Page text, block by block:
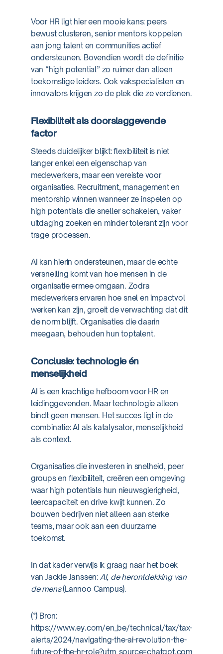
Voor HR ligt hier een mooie kans: peers
bewust clusteren, senior mentors koppelen
aan jong talent en communities actief
ondersteunen. Bovendien wordt de definitie
van “high potential” zo ruimer dan alleen
toekomstige leiders. Ook vakspecialisten en
innovators krijgen zo de plek die ze verdienen.
Flexibiliteit als doorslaggevende
factor
Steeds duidelijker blijkt: flexibiliteit is niet
langer enkel een eigenschap van
medewerkers, maar een vereiste voor
organisaties. Recruitment, management en
mentorship winnen wanneer ze inspelen op
high potentials die sneller schakelen, vaker
uitdaging zoeken en minder tolerant zijn voor
trage processen.
AI kan hierin ondersteunen, maar de echte
versnelling komt van hoe mensen in de
organisatie ermee omgaan. Zodra
medewerkers ervaren hoe snel en impactvol
werken kan zijn, groeit de verwachting dat dit
de norm blijft. Organisaties die daarin
meegaan, behouden hun toptalent.
Conclusie: technologie én
menselijkheid
AI is een krachtige hefboom voor HR en
leidinggevenden. Maar technologie alleen
bindt geen mensen. Het succes ligt in de
combinatie: AI als katalysator, menselijkheid
als context.
Organisaties die investeren in snelheid, peer
groups en flexibiliteit, creëren een omgeving
waar high potentials hun nieuwsgierigheid,
leercapaciteit en drive kwijt kunnen. Zo
bouwen bedrijven niet alleen aan sterke
teams, maar ook aan een duurzame
toekomst.
In dat kader verwijs ik graag naar het boek
van Jackie Janssen: AI, de herontdekking van
de mens(Lannoo Campus).
(*) Bron:
https://www.ey.com/en_be/technical/tax/tax-
alerts/2024/navigating-the-ai-revolution-the-
future-of-the-hr-role?utm_source=chatgpt.com